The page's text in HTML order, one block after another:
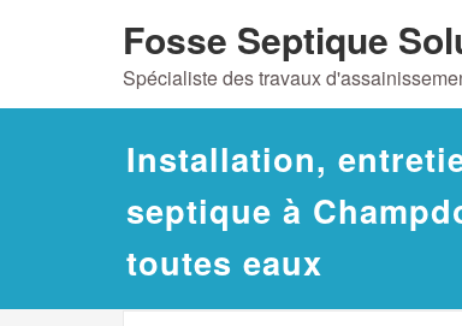
Fosse Septique
Spécialiste des travaux
Installation,
septique à
toutes eaux